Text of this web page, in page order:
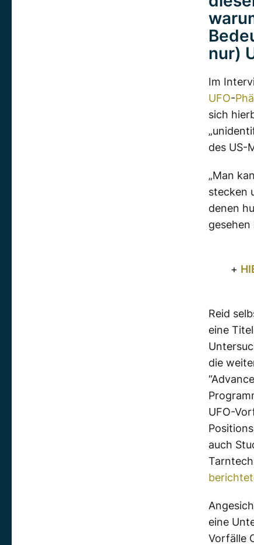
nur)
Im
UFO-
sich
des US-
„Man
stecken
denen
+
Reid
eine
die
UFO-
auch
eine
Vorfälle